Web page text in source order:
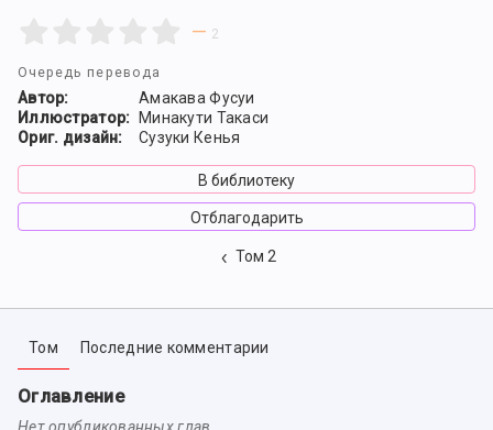
— 2
Очередь перевода
Автор:
Амакава Фусуи
Иллюстратор:
Минакути Такаси
Ориг. дизайн:
Сузуки Кенья
В библиотеку
Отблагодарить
Том 2
Том Последние комментарии
Оглавление